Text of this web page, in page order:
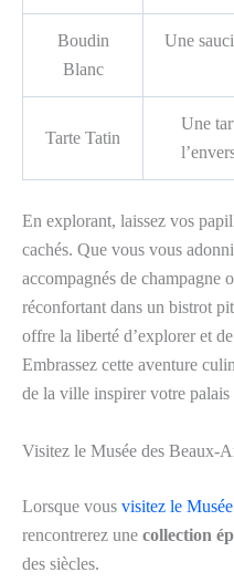
Boudin
Blanc
Une
Tarte Tatin
Une
En explorant, laissez vos
cachés. Que vous vous
accompagnés de champagne
réconfortant dans un bistrot
offre la liberté d’explorer et
Embrassez cette aventure
de la ville inspirer votre palais
Visitez le Musée des Beaux-
Lorsque vous visitez le
rencontrerez une collection
des siècles.